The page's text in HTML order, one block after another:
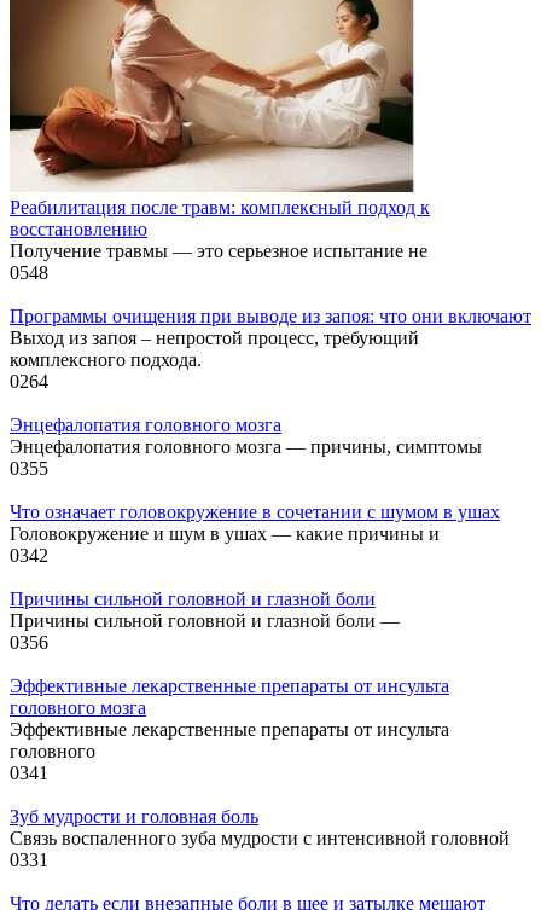
Реабилитация после травм: комплексный подход к
восстановлению
Получение травмы — это серьезное испытание не
0548
Программы очищения при выводе из запоя: что они включают
Выход из запоя – непростой процесс, требующий
комплексного подхода.
0264
Энцефалопатия головного мозга
Энцефалопатия головного мозга — причины, симптомы
0355
Что означает головокружение в сочетании с шумом в ушах
Головокружение и шум в ушах — какие причины и
0342
Причины сильной головной и глазной боли
Причины сильной головной и глазной боли —
0356
Эффективные лекарственные препараты от инсульта
головного мозга
Эффективные лекарственные препараты от инсульта
головного
0341
Зуб мудрости и головная боль
Связь воспаленного зуба мудрости с интенсивной головной
0331
Что делать если внезапные боли в шее и затылке мешают